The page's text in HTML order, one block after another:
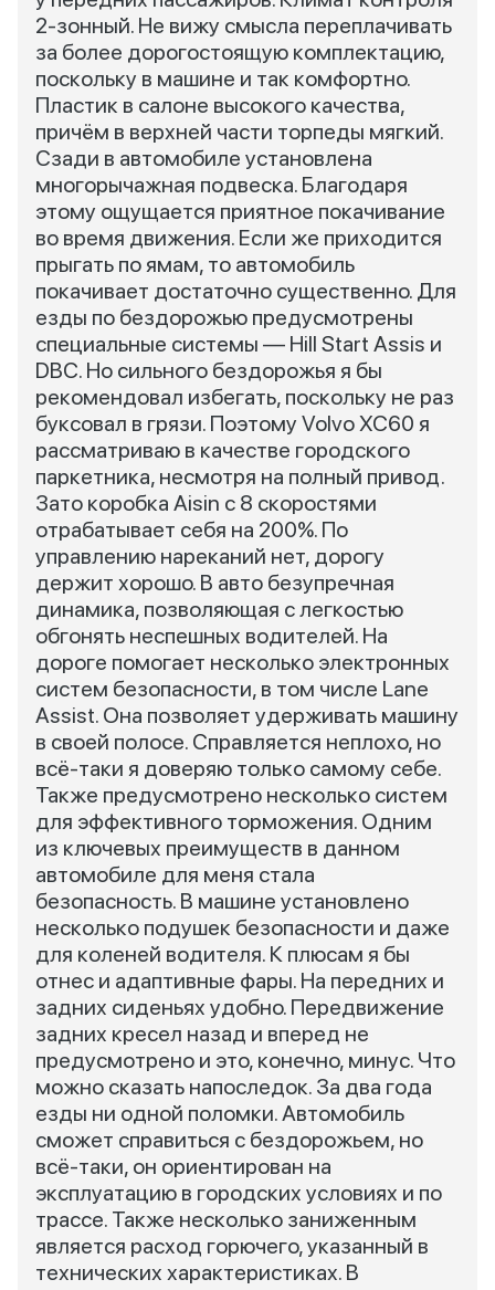
2-зонный. Не вижу смысла переплачивать
за более дорогостоящую комплектацию,
поскольку в машине и так комфортно.
Пластик в салоне высокого качества,
причём в верхней части торпеды мягкий.
Сзади в автомобиле установлена
многорычажная подвеска. Благодаря
этому ощущается приятное покачивание
во время движения. Если же приходится
прыгать по ямам, то автомобиль
покачивает достаточно существенно. Для
езды по бездорожью предусмотрены
специальные системы — Hill Start Assis и
DBC. Но сильного бездорожья я бы
рекомендовал избегать, поскольку не раз
буксовал в грязи. Поэтому Volvo XC60 я
рассматриваю в качестве городского
паркетника, несмотря на полный привод.
Зато коробка Aisin с 8 скоростями
отрабатывает себя на 200%. По
управлению нареканий нет, дорогу
держит хорошо. В авто безупречная
динамика, позволяющая с легкостью
обгонять неспешных водителей. На
дороге помогает несколько электронных
систем безопасности, в том числе Lane
Assist. Она позволяет удерживать машину
в своей полосе. Справляется неплохо, но
всё-таки я доверяю только самому себе.
Также предусмотрено несколько систем
для эффективного торможения. Одним
из ключевых преимуществ в данном
автомобиле для меня стала
безопасность. В машине установлено
несколько подушек безопасности и даже
для коленей водителя. К плюсам я бы
отнес и адаптивные фары. На передних и
задних сиденьях удобно. Передвижение
задних кресел назад и вперед не
предусмотрено и это, конечно, минус. Что
можно сказать напоследок. За два года
езды ни одной поломки. Автомобиль
сможет справиться с бездорожьем, но
всё-таки, он ориентирован на
эксплуатацию в городских условиях и по
трассе. Также несколько заниженным
является расход горючего, указанный в
технических характеристиках. В